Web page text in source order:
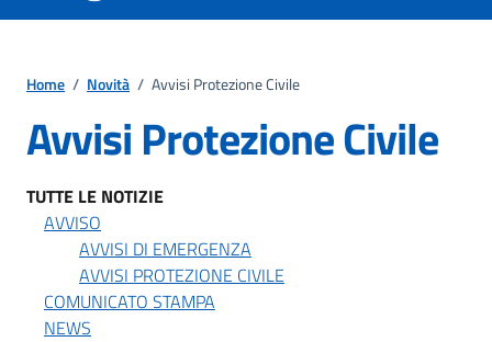
Home / Novità / Avvisi Protezione Civile
Avvisi Protezione Civile
TUTTE LE NOTIZIE
AVVISO
AVVISI DI EMERGENZA
AVVISI PROTEZIONE CIVILE
COMUNICATO STAMPA
NEWS